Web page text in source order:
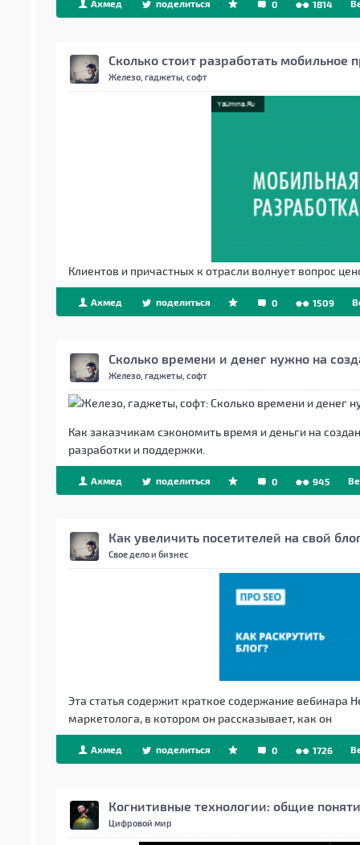
Ахмед поделиться 0 1814
Сколько стоит разработать мобильное
Железо, гаджеты, софт
Клиентов и причастных к отрасли волнует вопрос
Ахмед поделиться 0 1509
Сколько времени и денег нужно на
Железо, гаджеты, софт
Как заказчикам сэкономить время и деньги на
разработки и поддержки.
Ахмед поделиться 0 945
Как увеличить посетителей на свой
Свое дело и бизнес
Эта статья содержит краткое содержание вебинара
маркетолога, в котором он рассказывает, как он
Ахмед поделиться 0 1726
Когнитивные технологии: общие
Цифровой мир